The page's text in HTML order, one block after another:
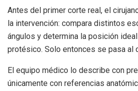
Antes del primer corte real, el
la intervención: compara distintos
ángulos y determina la posición
protésico. Solo entonces se pasa al
El equipo médico lo describe con
únicamente con referencias